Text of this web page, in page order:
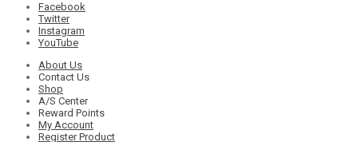
Facebook
Twitter
Instagram
YouTube
About Us
Contact Us
Shop
A/S Center
Reward Points
My Account
Register Product